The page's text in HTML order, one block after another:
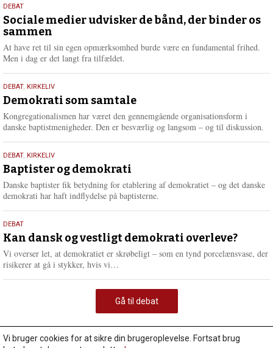
18.
maj
2026
DEBAT
Sociale medier udvisker de bånd, der binder os
sammen
At have ret til sin egen opmærksomhed burde være en fundamental frihed.
Men i dag er det langt fra tilfældet.
18.
maj
2026
DEBAT, KIRKELIV
Demokrati som samtale
Kongregationalismen har været den gennemgående organisationsform i
danske baptistmenigheder. Den er besværlig og langsom – og til diskussion.
18.
maj
2026
DEBAT, KIRKELIV
Baptister og demokrati
Danske baptister fik betydning for etablering af demokratiet – og det danske
demokrati har haft indflydelse på baptisterne.
18.
maj
2026
DEBAT
Kan dansk og vestligt demokrati overleve?
Vi overser let, at demokratiet er skrøbeligt – som en tynd porcelænsvase, der
risikerer at gå i stykker, hvis vi…
m
e
e
Gå til debat
Vi bruger cookies for at sikre din brugeroplevelse. Fortsat brug